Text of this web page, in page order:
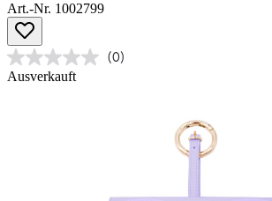
Art.-Nr. 1002799
(0)
Ausverkauft